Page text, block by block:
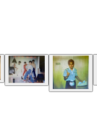
名店「美味ぇ津゛」の
、同じく煮込みの名店
」のオーナー、土屋一史
ー。ドラマ「今夜はコ
す
る大鍋から煮込をよそう